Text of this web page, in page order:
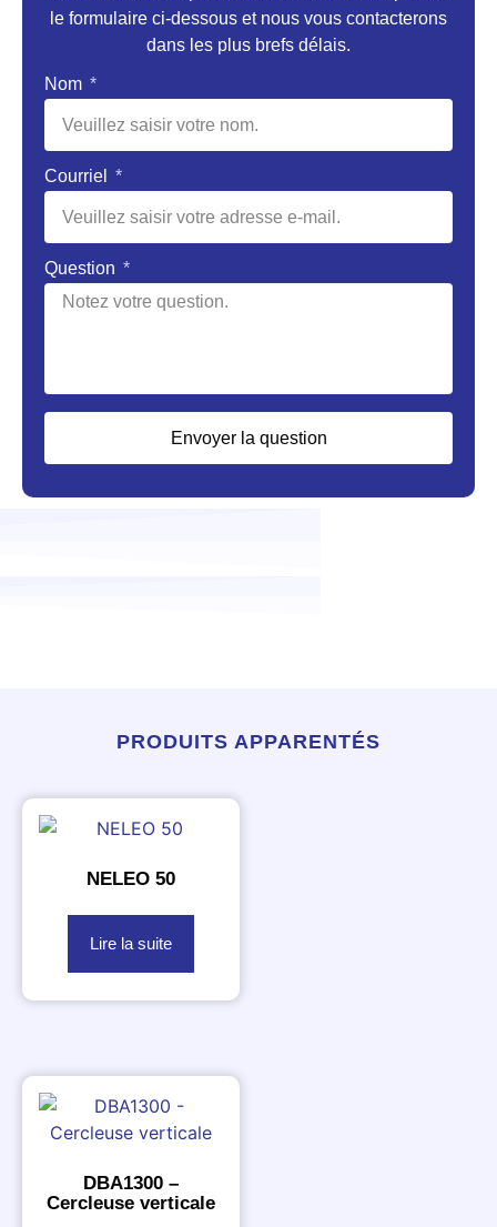
le formulaire ci-dessous et nous vous contacterons
dans les plus brefs délais.
Nom
Courriel
Question
Envoyer la question
PRODUITS APPARENTÉS
NELEO 50
Lire la suite
DBA1300 –
Cercleuse verticale